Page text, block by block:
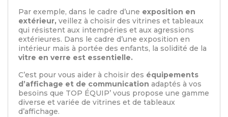
Par exemple, dans le cadre d’une exposition en
extérieur, veillez à choisir des vitrines et tableaux
qui résistent aux intempéries et aux agressions
extérieures. Dans le cadre d’une exposition en
intérieur mais à portée des enfants, la solidité de la
vitre en verre est essentielle.
C’est pour vous aider à choisir des équipements
d’affichage et de communication adaptés à vos
besoins que TOP ÉQUIP’ vous propose une gamme
diverse et variée de vitrines et de tableaux
d’affichage.